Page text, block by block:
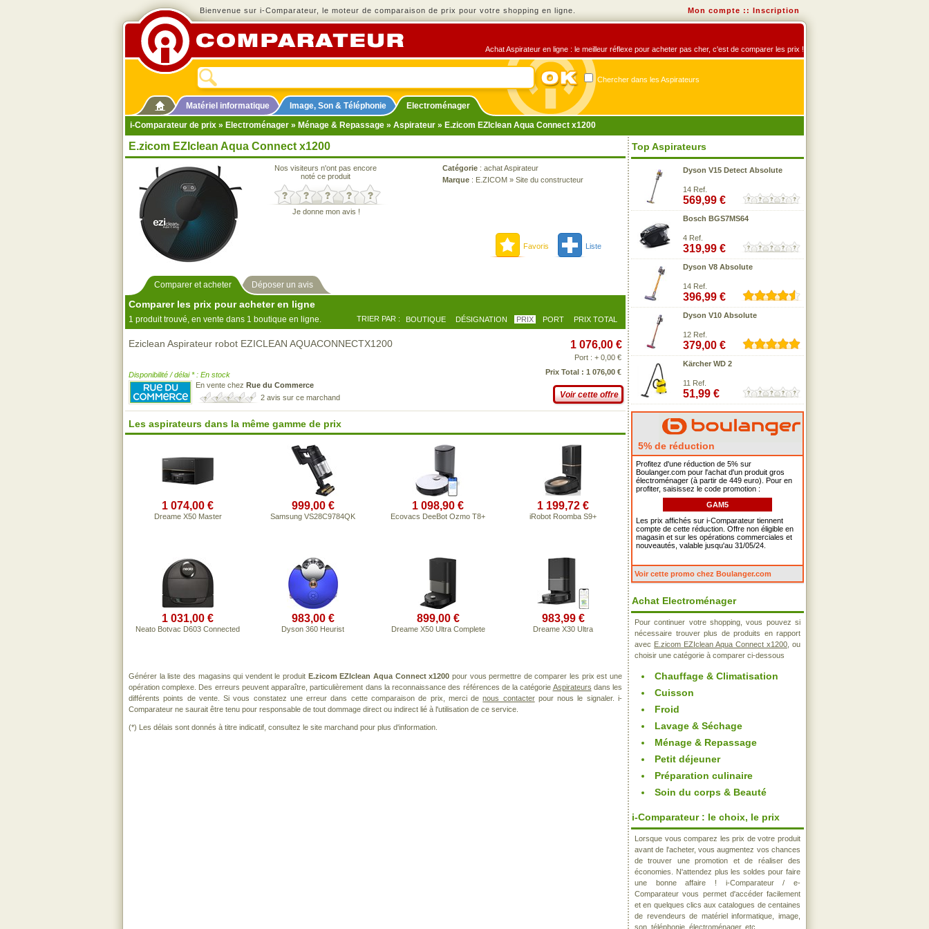
Bienvenue sur i-Comparateur, le moteur de comparaison de prix pour votre shopping en ligne. Mon compte :: Inscription
Achat Aspirateur en ligne : le meilleur réflexe pour acheter pas cher, c'est de comparer les prix !
Chercher dans les Aspirateurs
Matériel informatique Image, Son & Téléphonie
Electroménager
i-Comparateur de prix » Electroménager » Ménage & Repassage » Aspirateur » E.zicom EZIclean Aqua Connect x1200
E.zicom EZIclean Aqua Connect x1200
Nos visiteurs n'ont pas encore
noté ce produit
Je donne mon avis !
Catégorie : achat Aspirateur
Marque : E.ZICOM » Site du constructeur
Favoris Liste
Comparer et acheter Déposer un avis
Comparer les prix pour acheter en ligne
1 produit trouvé, en vente dans 1 boutique en ligne. TRIER PAR : BOUTIQUE DÉSIGNATION PRIX PORT PRIX TOTAL
Eziclean Aspirateur robot EZICLEAN AQUACONNECTX1200
Disponibilité / délai * : En stock
En vente chez Rue du Commerce
2 avis sur ce marchand
1 076,00 €
Port : + 0,00 €
Prix Total : 1 076,00 €
Voir cette offre
Les aspirateurs dans la même gamme de prix
1 074,00 €
Dreame X50 Master
999,00 €
Samsung VS28C9784QK
1 098,90 €
Ecovacs DeeBot Ozmo T8+
1 199,72 €
iRobot Roomba S9+
1 031,00 €
Neato Botvac D603 Connected
983,00 €
Dyson 360 Heurist
899,00 €
Dreame X50 Ultra Complete
983,99 €
Dreame X30 Ultra
Générer la liste des magasins qui vendent le produit E.zicom EZIclean Aqua Connect x1200 pour vous permettre de comparer les prix est une
opération complexe. Des erreurs peuvent apparaître, particulièrement dans la reconnaissance des références de la catégorie Aspirateurs dans les
différents points de vente. Si vous constatez une erreur dans cette comparaison de prix, merci denous contacterpour nous le signaler. i-
Comparateur ne saurait être tenu pour responsable de tout dommage direct ou indirect lié à l'utilisation de ce service.
(*) Les délais sont donnés à titre indicatif, consultez le site marchand pour plus d'information.
Top Aspirateurs
Dyson V15 Detect Absolute
14 Ref.
569,99 €
Bosch BGS7MS64
4 Ref.
319,99 €
Dyson V8 Absolute
14 Ref.
396,99 €
Dyson V10 Absolute
12 Ref.
379,00 €
Kärcher WD 2
11 Ref.
51,99 €
5% de réduction
Profitez d'une réduction de 5% sur
Boulanger.com pour l'achat d'un produit gros
électroménager (à partir de 449 euro). Pour en
profiter, saisissez le code promotion :
GAM5
Les prix affichés sur i-Comparateur tiennent
compte de cette réduction. Offre non éligible en
magasin et sur les opérations commerciales et
nouveautés, valable jusqu'au 31/05/24.
Voir cette promo chez Boulanger.com
Achat Electroménager
Pour continuer votre shopping, vous pouvez si
nécessaire trouver plus de produits en rapport
avec E.zicom EZIclean Aqua Connect x1200 , ou
choisir une catégorie à comparer ci-dessous
Chauffage & Climatisation
Cuisson
Froid
Lavage & Séchage
Ménage & Repassage
Petit déjeuner
Préparation culinaire
Soin du corps & Beauté
i-Comparateur : le choix, le prix
Lorsque vous comparez les prix de votre produit
avant de l'acheter, vous augmentez vos chances
de trouver une promotion et de réaliser des
économies. N'attendez plus les soldes pour faire
une bonne affaire ! i-Comparateur / e-
Comparateur vous permet d'accéder facilement
et en quelques clics aux catalogues de centaines
de revendeurs de matériel informatique, image,
son, téléphonie, électroménager, etc..